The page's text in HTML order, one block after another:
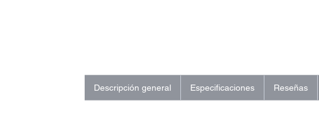
Descripción general Especificaciones Reseñas